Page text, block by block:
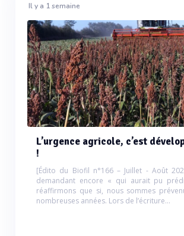
Il y a 1 semaine
L’urgence agricole, c’est
!
[Édito du Biofil n°166 – Juillet - Août
demandant encore « qui aurait pu
réaffirmons que si, nous sommes
nombreuses années. Lors de l’écriture...